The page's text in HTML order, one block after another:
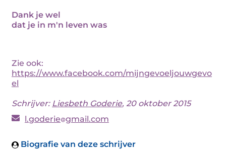
Dank je wel
dat je in m'n leven was
Zie ook:
https://www.facebook.com/mijngevoeljouwgevo
el
Schrijver: Liesbeth Goderie, 20 oktober 2015
l.goderie gmail.com
Biografie van deze schrijver